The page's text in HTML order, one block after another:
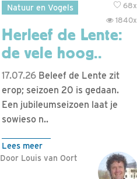
Natuur en Vogels
68x
1840x
Herleef de Lente:
de vele hoog..
17.07.26 Beleef de Lente zit
erop; seizoen 20 is gedaan.
Een jubileumseizoen laat je
sowieso n..
Lees meer
Door Louis van Oort